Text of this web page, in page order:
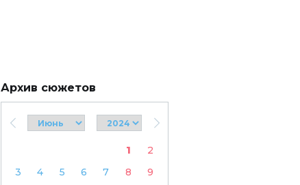
Архив сюжетов
1
2
3
4 5 6 7 8
9